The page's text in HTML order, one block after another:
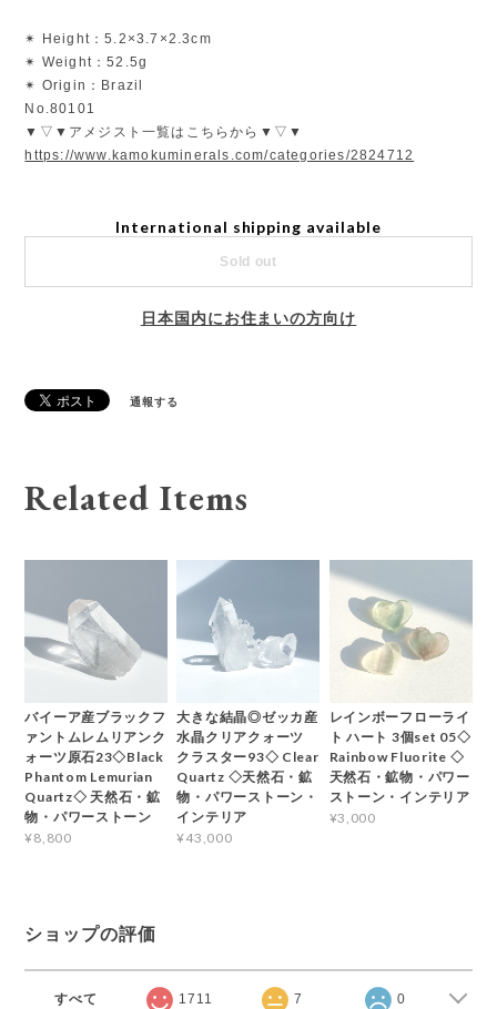
✴︎ Height：5.2×3.7×2.3cm
✴︎ Weight：52.5g
✴︎ Origin：Brazil
No.80101
▼▽▼アメジスト一覧はこちらから▼▽▼
https://www.kamokuminerals.com/categories/2824712
International shipping available
Sold out
日本国内にお住まいの方向け
通報する
Related Items
バイーア産ブラックフ
ァントムレムリアンク
ォーツ原石23◇Black
Phantom Lemurian
Quartz◇ 天然石・鉱
物・パワーストーン
¥8,800
大きな結晶◎ゼッカ産
水晶クリアクォーツ
クラスター93◇ Clear
Quartz ◇天然石・鉱
物・パワーストーン・
インテリア
¥43,000
レインボーフローライ
ト ハート 3個set 05◇
Rainbow Fluorite ◇
天然石・鉱物・パワー
ストーン・インテリア
¥3,000
ショップの評価
すべて 1711 7 0